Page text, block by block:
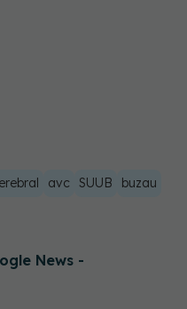
avc SUUB
buzau
News -